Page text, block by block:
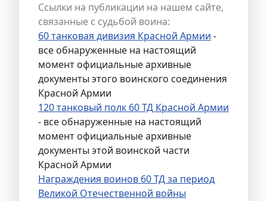
Ссылки на публикации на нашем сайте,
связанные с судьбой воина:
60 танковая дивизия Красной Армии -
все обнаруженные на настоящий
момент официальные архивные
документы этого воинского соединения
Красной Армии
120 танковый полк 60 ТД Красной Армии
- все обнаруженные на настоящий
момент официальные архивные
документы этой воинской части
Красной Армии
Награждения воинов 60 ТД за период
Великой Отечественной войны